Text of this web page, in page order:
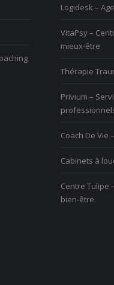
changement et vous êtes mal à
Logidesk –
VitaPsy –
mieux-être
Thérapie
Privium –
Coach De Vie
Cabinets à
Centre Tulipe
bien-être.